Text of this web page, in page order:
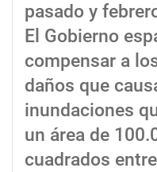
pasado y
El Gobierno
compensar a
daños que
inundaciones
un área de
cuadrados